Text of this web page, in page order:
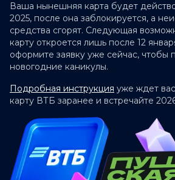
Ваша нынешняя карта будет
2025, после она заблокируется, а
средства сгорят. Следующая
карту откроется лишь после 12
оформите заявку уже сейчас, чтобы
новогодние каникулы.
Подробная инструкция уже ждет
карту ВТБ заранее и встречайте